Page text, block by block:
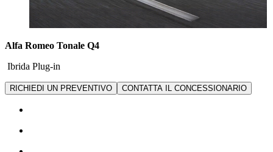
Alfa Romeo Tonale Q4
Ibrida Plug-in
RICHIEDI UN PREVENTIVO CONTATTA IL CONCESSIONARIO